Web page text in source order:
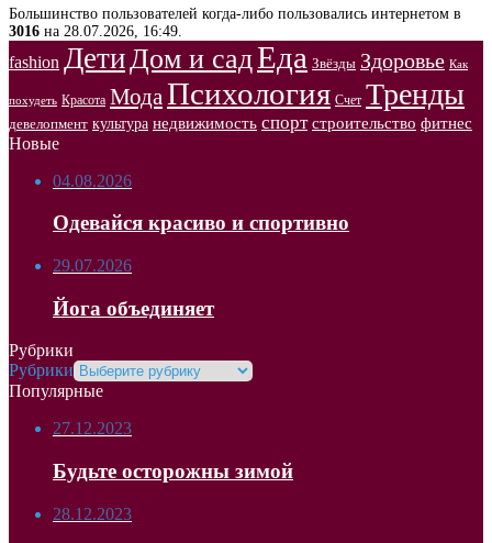
Большинство пользователей когда-либо пользовались интернетом в
3016 на 28.07.2026, 16:49.
fashion Дети Дом и садЕда Звёзды Здоровье Как
похудеть Красота Мода Психология Счет Тренды
девелопмент культура недвижимость спорт строительство фитнес
Новые
04.08.2026
Одевайся красиво и спортивно
29.07.2026
Йога объединяет
Рубрики
Рубрики
Популярные
27.12.2023
Будьте осторожны зимой
28.12.2023